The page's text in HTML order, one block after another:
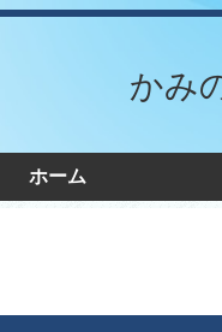
かみ
ホーム